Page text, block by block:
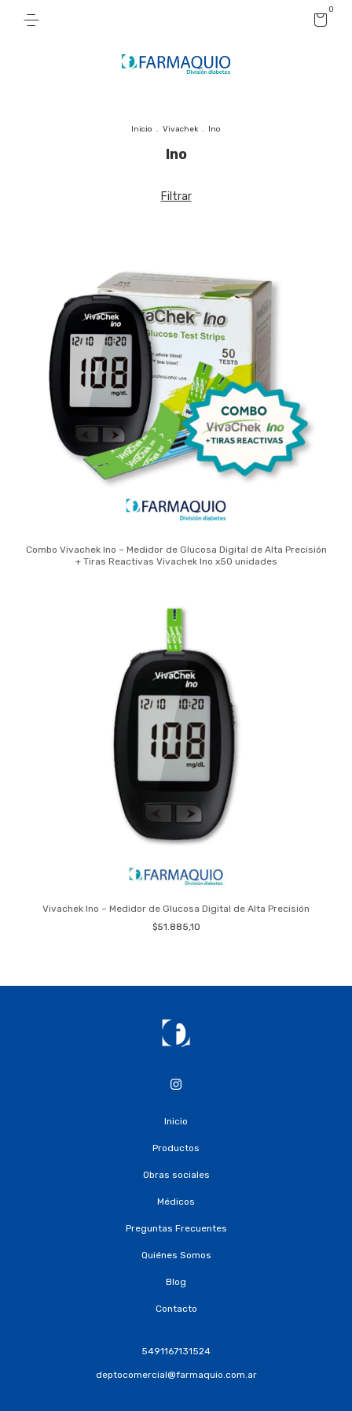
0
Inicio . Vivachek . Ino
Ino
Filtrar
Combo Vivachek Ino – Medidor de Glucosa Digital de Alta Precisión
+ Tiras Reactivas Vivachek Ino x50 unidades
Vivachek Ino – Medidor de Glucosa Digital de Alta Precisión
$51.885,10
Inicio
Productos
Obras sociales
Médicos
Preguntas Frecuentes
Quiénes Somos
Blog
Contacto
5491167131524
deptocomercial@farmaquio.com.ar